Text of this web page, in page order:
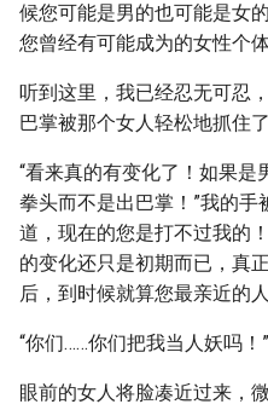
候您可能是男的也可能是女
您曾经有可能成为的女性个
听到这里，我已经忍无可忍
巴掌被那个女人轻松地抓住了
“看来真的有变化了！如果是
拳头而不是出巴掌！”我的手
道，现在的您是打不过我的
的变化还只是初期而已，真
后，到时候就算您最亲近的
“你们……你们把我当人妖吗！
眼前的女人将脸凑近过来，